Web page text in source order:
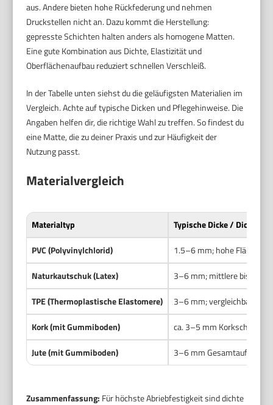
aus. Andere bieten hohe Rückfederung und nehmen
Druckstellen nicht an. Dazu kommt die Herstellung:
gepresste Schichten halten anders als homogene Matten.
Eine gute Kombination aus Dichte, Elastizität und
Oberflächenaufbau reduziert schnellen Verschleiß.
In der Tabelle unten siehst du die geläufigsten Materialien im
Vergleich. Achte auf typische Dicken und Pflegehinweise. Die
Angaben helfen dir, die richtige Wahl zu treffen. So findest du
eine Matte, die zu deiner Praxis und zur Häufigkeit der
Nutzung passt.
Materialvergleich
Materialtyp
Typische Dicke / Dichte
PVC (Polyvinylchlorid)
1.5–6 mm; hohe
Naturkautschuk (Latex)
3–6 mm; mittlere bis hohe
TPE (Thermoplastische Elastomere)
3–6 mm; vergleichbare
Kork (mit Gummiboden)
ca. 3–5 mm Korkschicht
Jute (mit Gummiboden)
3–6 mm Gesamtaufbau;
Zusammenfassung: Für höchste Abriebfestigkeit sind dichte